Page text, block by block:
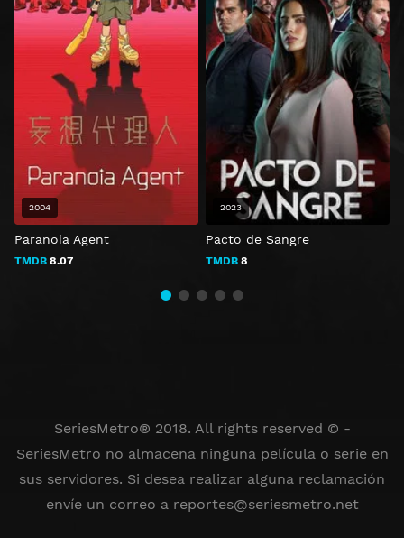
Paranoia Agent
TMDB 8.07
2004
Pacto de Sangre
TMDB 8
2023
SeriesMetro® 2018. All rights reserved © -
SeriesMetro no almacena ninguna película o serie en
sus servidores. Si desea realizar alguna reclamación
envíe un correo a reportes@seriesmetro.net